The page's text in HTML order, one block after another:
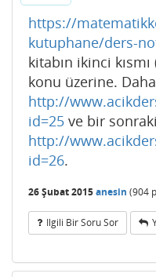
https://
kutuphane/ders-
kitabın ikinci
konu üzerine.
http://
id=25 ve bir
http://
id=26.
26 Şubat 2015anesin (904
Ilgili Bir Soru Sor